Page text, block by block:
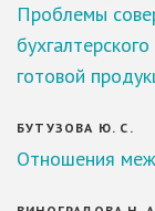
Проблемы
готовой
БУТУЗОВА Ю. С.
Отношения